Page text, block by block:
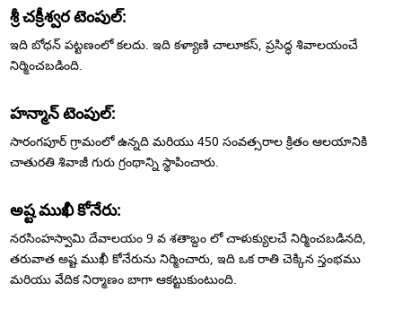
శ్రీ చక్రీశ్వర టెంపుల్:
ఇది బోధన్ పట్టణంలో కలదు. ఇది కళ్యాణి చాలూకస్, ప్రసిద్ధ శివాలయంచే
నిర్మించబడింది.
హన్మాన్ టెంపుల్:
సారంగపూర్ గ్రామంలో ఉన్నది మరియు 450 సంవత్సరాల క్రితం ఆలయానికి
చాతురతి శివాజీ గురు గ్రంథాన్ని స్థాపించారు.
అష్ట ముఖీ కోనేరు:
నరసింహస్వామి దేవాలయం 9 వ శతాబ్దం లో చాళుక్యులచే నిర్మించబడినది,
తరువాత అష్ట ముఖీ కోనేరును నిర్మించారు, ఇది ఒక రాతి చెక్కిన స్తంభము
మరియు వేదిక నిర్మాణం బాగా ఆకట్టుకుంటుంది.